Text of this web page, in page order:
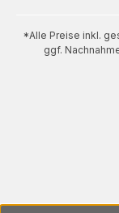
*Alle Preise inkl.
ggf.